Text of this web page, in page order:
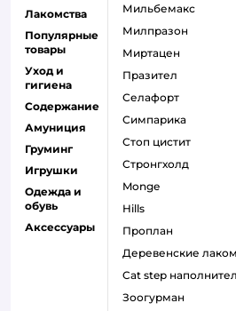
Лакомства
Популярные
товары
Уход и
гигиена
Содержание
Амуниция
Груминг
Игрушки
Одежда и
обувь
Аксессуары
мильбемакс
милпразон
миртацен
празител
селафорт
симпарика
стоп цистит
стронгхолд
monge
hills
проплан
деревенские
cat step
зоогурман